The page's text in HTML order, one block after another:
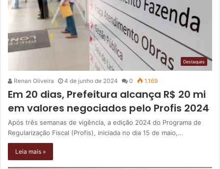
Destaques
Renan Oliveira 4 de junho de 2024 0 1.169
Em 20 dias, Prefeitura alcança R$ 20 mi
em valores negociados pelo Profis 2024
Após três semanas de vigência, a edição 2024 do Programa de
Regularização Fiscal (Profis), iniciada no dia 15 de maio,…
Leia mais »